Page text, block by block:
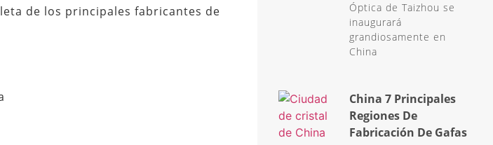
de los principales fabricantes de
Óptica de Taizhou se
inaugurará
grandiosamente en
China
China 7 Principales
Regiones De
Fabricación De Gafas